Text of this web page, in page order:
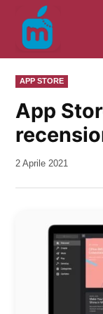
contenuto
PUBBLICATO
IN
APP STORE
App
da
2 Aprile 2021